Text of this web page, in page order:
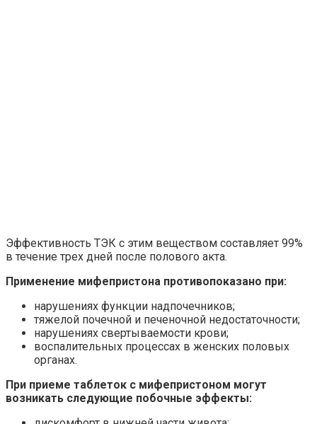
Эффективность ТЭК с этим веществом составляет 99%
в течение трех дней после полового акта.
Применение мифепристона противопоказано при:
нарушениях функции надпочечников;
тяжелой почечной и печеночной недостаточности;
нарушениях свертываемости крови;
воспалительных процессах в женских половых
органах.
При приеме таблеток с мифепристоном могут
возникать следующие побочные эффекты: